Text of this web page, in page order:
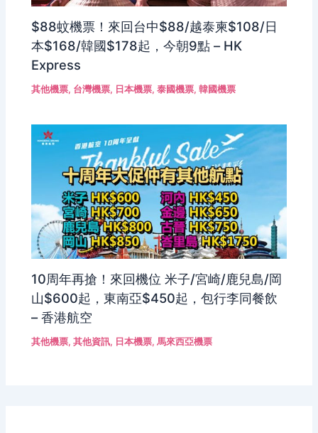
$88蚊機票！來回台中$88/越泰柬$108/日
本$168/韓國$178起，今朝9點 – HK
Express
其他機票, 台灣機票, 日本機票,泰國機票,韓國機票
10周年再搶！來回機位 米子/宮崎/鹿兒島/岡
山$600起，東南亞$450起，包行李同餐飲
– 香港航空
其他機票,其他資訊, 日本機票,馬來西亞機票